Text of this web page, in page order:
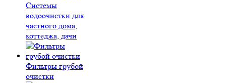
Системы
водоочистки для
частного дома,
коттеджа, дачи
Фильтры грубой
очистки